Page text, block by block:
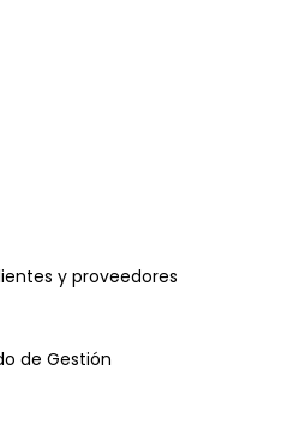
y proveedores
de Gestión